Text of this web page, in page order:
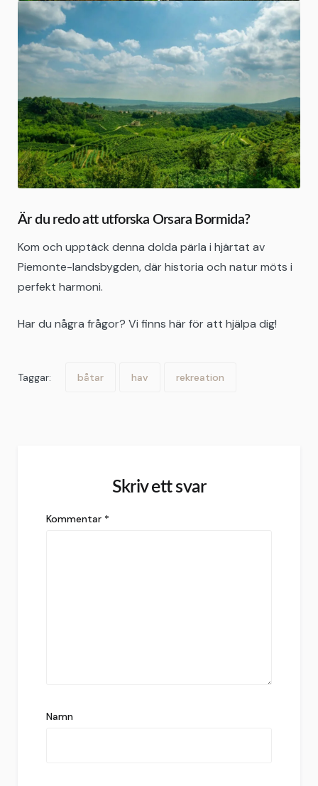
Är du redo att utforska Orsara Bormida?
Kom och upptäck denna dolda pärla i hjärtat av
Piemonte-landsbygden, där historia och natur möts i
perfekt harmoni.
Har du några frågor? Vi finns här för att hjälpa dig!
Taggar: båtar hav rekreation
Skriv ett svar
Kommentar *
Namn